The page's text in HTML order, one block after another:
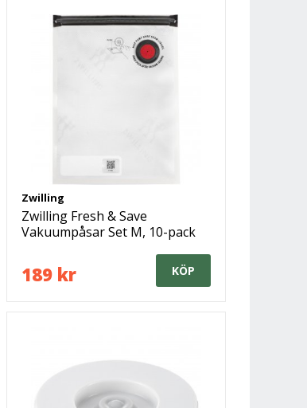
Zwilling
Zwilling Fresh & Save
Vakuumpåsar Set M, 10-pack
189 kr KÖP